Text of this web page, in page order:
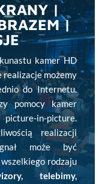
|
|
kamer HD
realizacje możemy
do Internetu.
pomocy kamer
in-picture.
realizacji
może być
rodzaju
telebimy,